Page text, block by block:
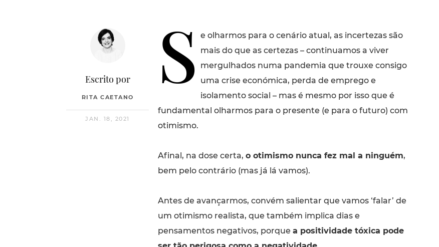
Escrito por
RITA CAETANO
JAN. 18, 2021
S e olharmos para o cenário atual, as incertezas são
mais do que as certezas – continuamos a viver
mergulhados numa pandemia que trouxe consigo
uma crise económica, perda de emprego e
isolamento social – mas é mesmo por isso que é
fundamental olharmos para o presente (e para o futuro) com
otimismo.
Afinal, na dose certa, o otimismo nunca fez mal a ninguém,
bem pelo contrário (mas já lá vamos).
Antes de avançarmos, convém salientar que vamos ‘falar’ de
um otimismo realista, que também implica dias e
pensamentos negativos, porque a positividade tóxica pode